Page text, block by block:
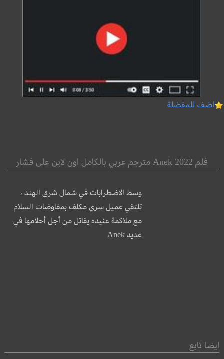
اضف للمفضلة
فلم Anek 2022 مترجم عربي بالكامل اون لاين على فشار
وسط الاضطرابات في شمال شرق الهند ،
تلتقي عميل سري مكلف بمفاوضات السلام
مع ملاكمة عنيده يقاتل من أجل أحلامها في
عديد Anek
ايضا تابع